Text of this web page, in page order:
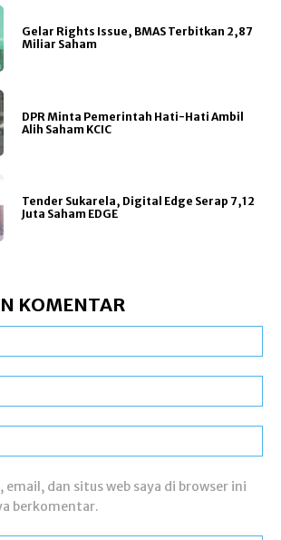
Gelar Rights Issue, BMAS Terbitkan 2,87
Miliar Saham
DPR Minta Pemerintah Hati-Hati Ambil
Alih Saham KCIC
Tender Sukarela, Digital Edge Serap 7,12
Juta Saham EDGE
KOMENTAR
email, dan situs web saya di browser ini
berkomentar.